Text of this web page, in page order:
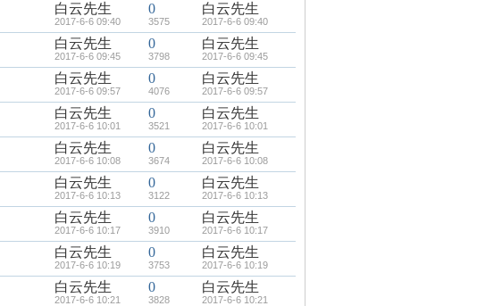
白云先生
2017-6-6 09:40
0
3575
白云先生
2017-6-6 09:40
白云先生
2017-6-6 09:45
0
3798
白云先生
2017-6-6 09:45
白云先生
2017-6-6 09:57
0
4076
白云先生
2017-6-6 09:57
白云先生
2017-6-6 10:01
0
3521
白云先生
2017-6-6 10:01
白云先生
2017-6-6 10:08
0
3674
白云先生
2017-6-6 10:08
白云先生
2017-6-6 10:13
0
3122
白云先生
2017-6-6 10:13
白云先生
2017-6-6 10:17
0
3910
白云先生
2017-6-6 10:17
白云先生
2017-6-6 10:19
0
3753
白云先生
2017-6-6 10:19
白云先生
2017-6-6 10:21
0
3828
白云先生
2017-6-6 10:21